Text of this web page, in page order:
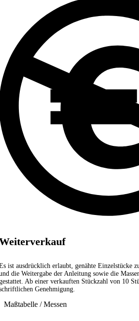
ist ausdrücklich erlaubt, genähte Einzelstücke
die Weitergabe der Anleitung sowie die
Ab einer verkauften Stückzahl von 10
Genehmigung.
Maßtabelle / Messen